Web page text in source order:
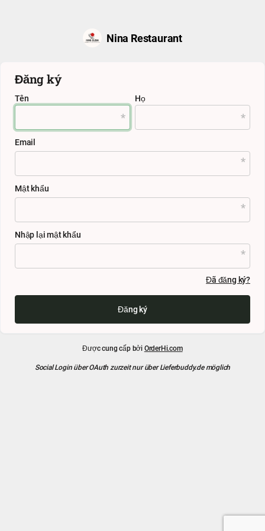
Nina Restaurant
Đăng ký
Tên Họ
Email
Mật khẩu
Nhập lại mật khẩu
Đã đăng ký?
Đăng ký
Được cung cấp bởiOrderHi.com
Social Login über OAuth zurzeit nur über Lieferbuddy.de möglich